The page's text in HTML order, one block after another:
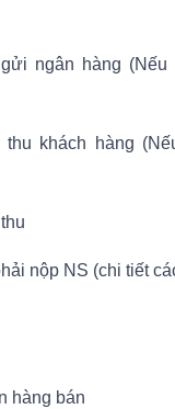
ngân hàng (Nếu
khách hàng
nộp NS (chi tiết
hàng bán